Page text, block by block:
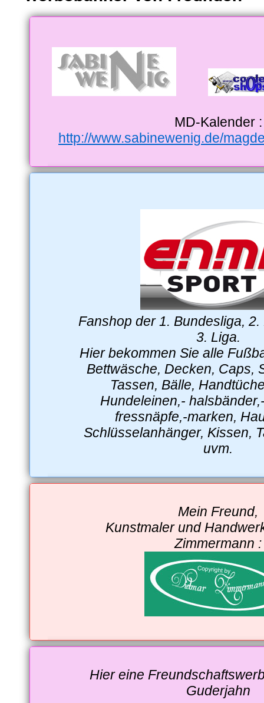
MD-Kalender :
http://www.sabinewenig.de/
Fanshop der 1. Bundesliga,
3. Liga.
Hier bekommen Sie alle
Bettwäsche, Decken, Caps,
Tassen, Bälle,
Hundeleinen,-
fressnäpfe,-marken,
Schlüsselanhänger, Kissen,
uvm.
Mein Freund,
Kunstmaler und
Zimmermann :
Hier eine
Guderjahn